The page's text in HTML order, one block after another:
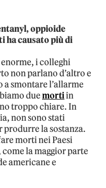
oppioide
ha causato più di
i colleghi
non parlano d’altro e
a smontare l’allarme
duemortiin
troppo chiare. In
non sono stati
la sostanza.
morti nei Paesi
la maggior parte
americane e